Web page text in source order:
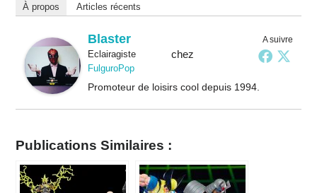
À propos Articles récents
A suivre
Blaster
Eclairagistechez
FulguroPop
Promoteur de loisirs cool depuis 1994.
Publications Similaires :